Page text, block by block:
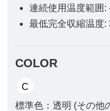
連続使用温度範
最低完全収縮温度
COLOR
標準色：透明 (その他